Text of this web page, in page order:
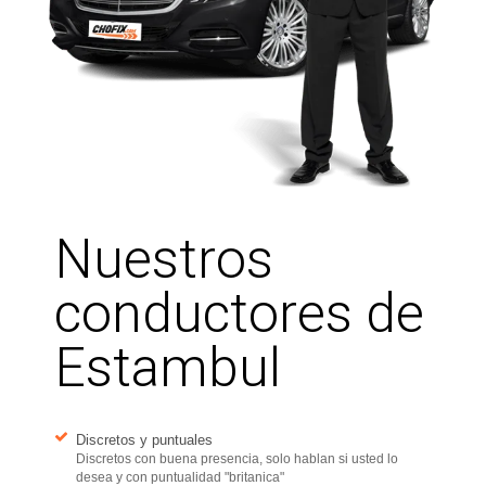
Nuestros
conductores de
Estambul
Discretos y puntuales
Discretos con buena presencia, solo hablan si usted lo
desea y con puntualidad "britanica"